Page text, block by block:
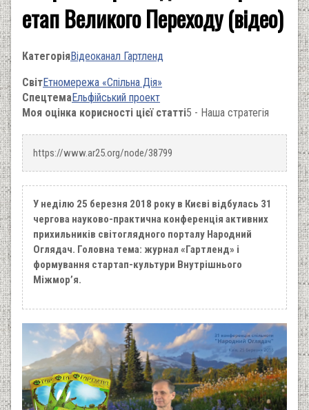
етап Великого Переходу (відео)
КатегоріяВідеоканал Гартленд
СвітЕтномережа «Спільна Дія»
СпецтемаЕльфійський проект
Моя оцінка корисності цієї статті5 - Наша стратегія
https://www.ar25.org/node/38799
У неділю 25 березня 2018 року в Києві відбулась 31
чергова науково-практична конференція активних
прихильників світоглядного порталу Народний
Оглядач. Головна тема: журнал «Гартленд» і
формування стартап-культури Внутрішнього
Міжмор’я.